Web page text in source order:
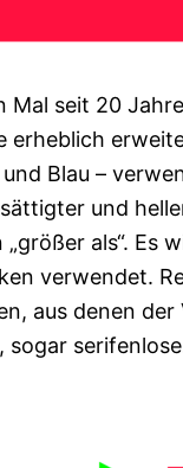
Mal seit 20
erheblich
Blau –
und
als“. Es
verwendet.
aus denen
sogar